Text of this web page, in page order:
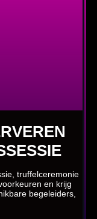
truffelceremonie
en krijg
begeleiders,